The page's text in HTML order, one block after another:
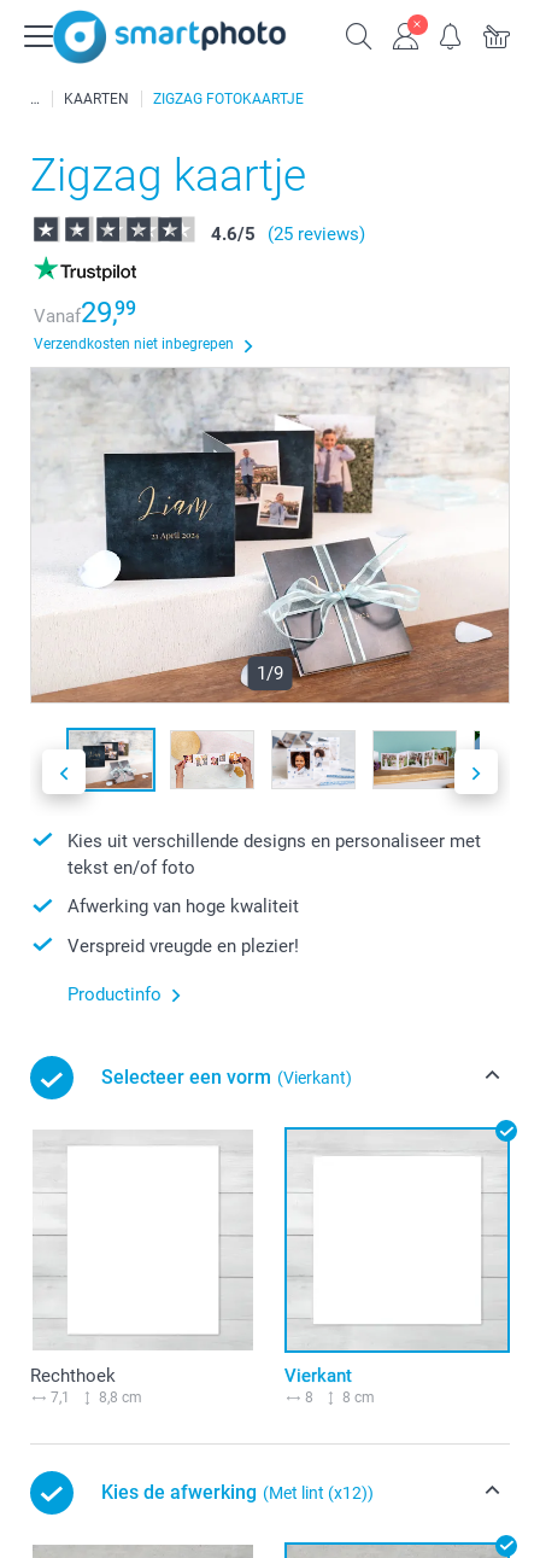
KAARTEN ZIGZAG FOTOKAARTJE
Zigzag kaartje
4.6/5 (25 reviews)
Vanaf29,99
Verzendkosten niet inbegrepen
1/9
Kies uit verschillende designs en personaliseer met
tekst en/of foto
Afwerking van hoge kwaliteit
Verspreid vreugde en plezier!
Productinfo
Selecteer een vorm (Vierkant)
Rechthoek
7,1 8,8 cm
Vierkant
8 8 cm
Kies de afwerking (Met lint (x12))